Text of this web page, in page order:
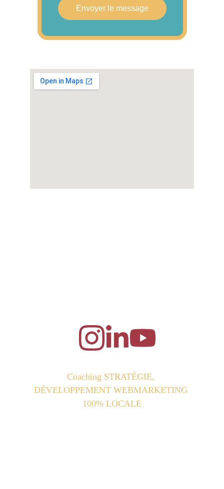
Envoyer le message
Coaching STRATÉGIE,
DÉVELOPPEMENT WEBMARKETING
100% LOCALE